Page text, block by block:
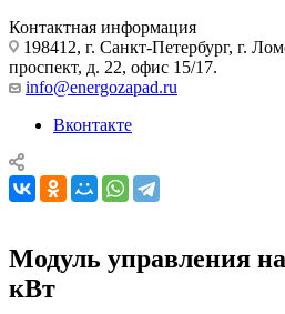
Контактная информация
198412, г. Санкт-Петербург, г.
проспект, д. 22, офис 15/17.
info@energozapad.ru
Вконтакте
Модуль управления
кВт